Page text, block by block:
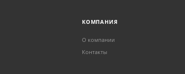
КОМПАНИЯ
О компании
Контакты